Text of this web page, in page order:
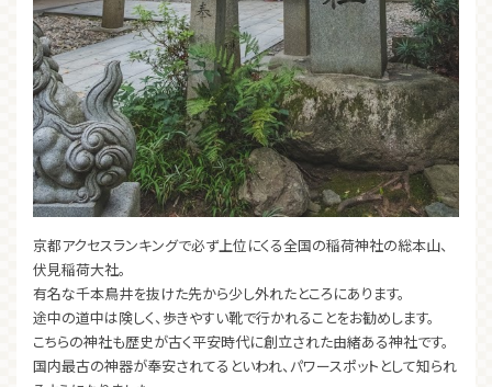
京都アクセスランキングで必ず上位にくる全国の稲荷神社の総本山、
伏見稲荷大社。
有名な千本鳥井を抜けた先から少し外れたところにあります。
途中の道中は険しく、歩きやすい靴で行かれることをお勧めします。
こちらの神社も歴史が古く平安時代に創立された由緒ある神社です。
国内最古の神器が奉安されてるといわれ、パワースポットとして知られ